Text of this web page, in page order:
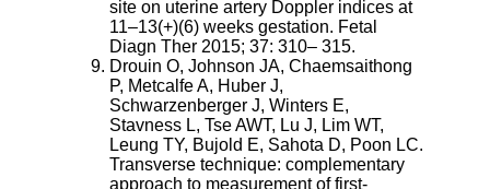
site on uterine artery Doppler indices at
11–13(+)(6) weeks gestation. Fetal
Diagn Ther 2015; 37: 310– 315.
Drouin O, Johnson JA, Chaemsaithong
P, Metcalfe A, Huber J,
Schwarzenberger J, Winters E,
Stavness L, Tse AWT, Lu J, Lim WT,
Leung TY, Bujold E, Sahota D, Poon LC.
Transverse technique: complementary
approach to measurement of first-